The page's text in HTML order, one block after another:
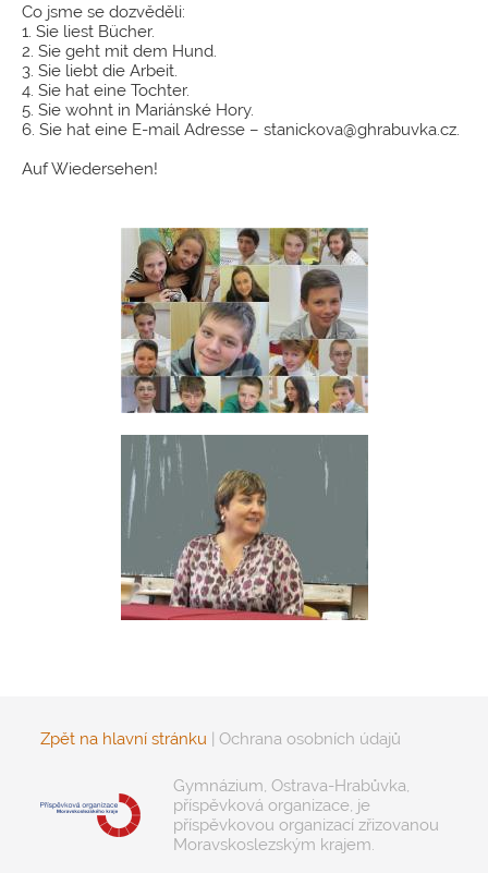
Co jsme se dozvěděli:
1. Sie liest Bücher.
2. Sie geht mit dem Hund.
3. Sie liebt die Arbeit.
4. Sie hat eine Tochter.
5. Sie wohnt in Mariánské Hory.
6. Sie hat eine E-mail Adresse – stanickova@ghrabuvka.cz.
Auf Wiedersehen!
Zpět na hlavní stránku | Ochrana osobních údajů
Gymnázium, Ostrava-Hrabůvka,
příspěvková organizace, je
příspěvkovou organizací zřizovanou
Moravskoslezským krajem.